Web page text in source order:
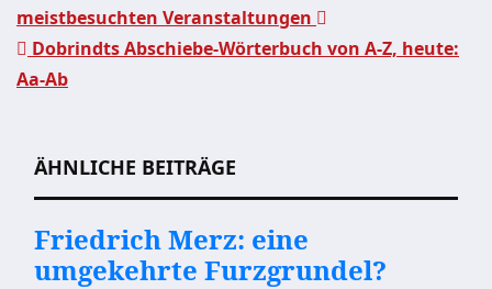
Beitragsnavigation
meistbesuchten Veranstaltungen
Dobrindts Abschiebe-Wörterbuch von A-Z, heute:
Aa-Ab
ÄHNLICHE BEITRÄGE
Friedrich Merz: eine
umgekehrte Furzgrundel?